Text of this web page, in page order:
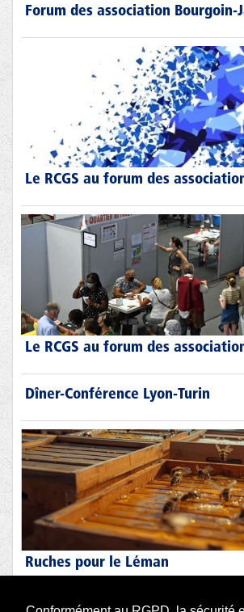
Forum des association Bourgoin-
Le RCGS au forum des
Le RCGS au forum des
Dîner-Conférence Lyon-Turin
Ruches pour le Léman